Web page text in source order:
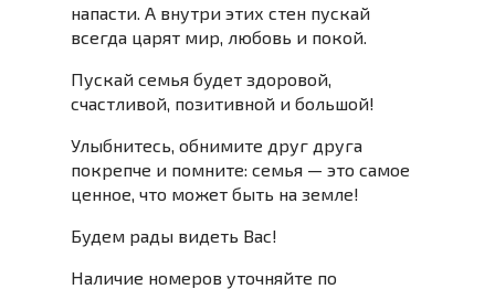
напасти. А внутри этих стен пускай
всегда царят мир, любовь и покой.
Пускай семья будет здоровой,
счастливой, позитивной и большой!
Улыбнитесь, обнимите друг друга
покрепче и помните: семья — это самое
ценное, что может быть на земле!
Будем рады видеть Вас!
Наличие номеров уточняйте по